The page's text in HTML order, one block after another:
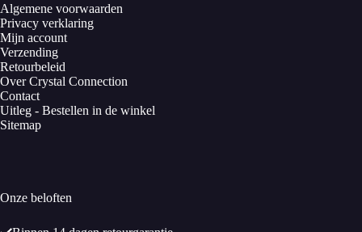
Algemene voorwaarden
Privacy verklaring
Mijn account
Verzending
Retourbeleid
Over Crystal Connection
Contact
Uitleg - Bestellen in de winkel
Sitemap
Onze beloften